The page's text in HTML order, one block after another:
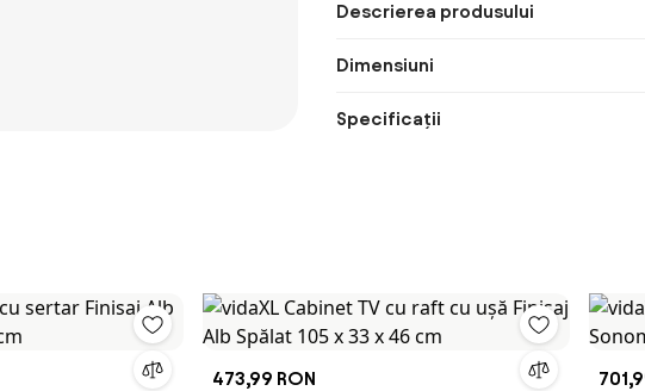
Descrierea produsului
Dimensiuni
Specificații
473,99 RON